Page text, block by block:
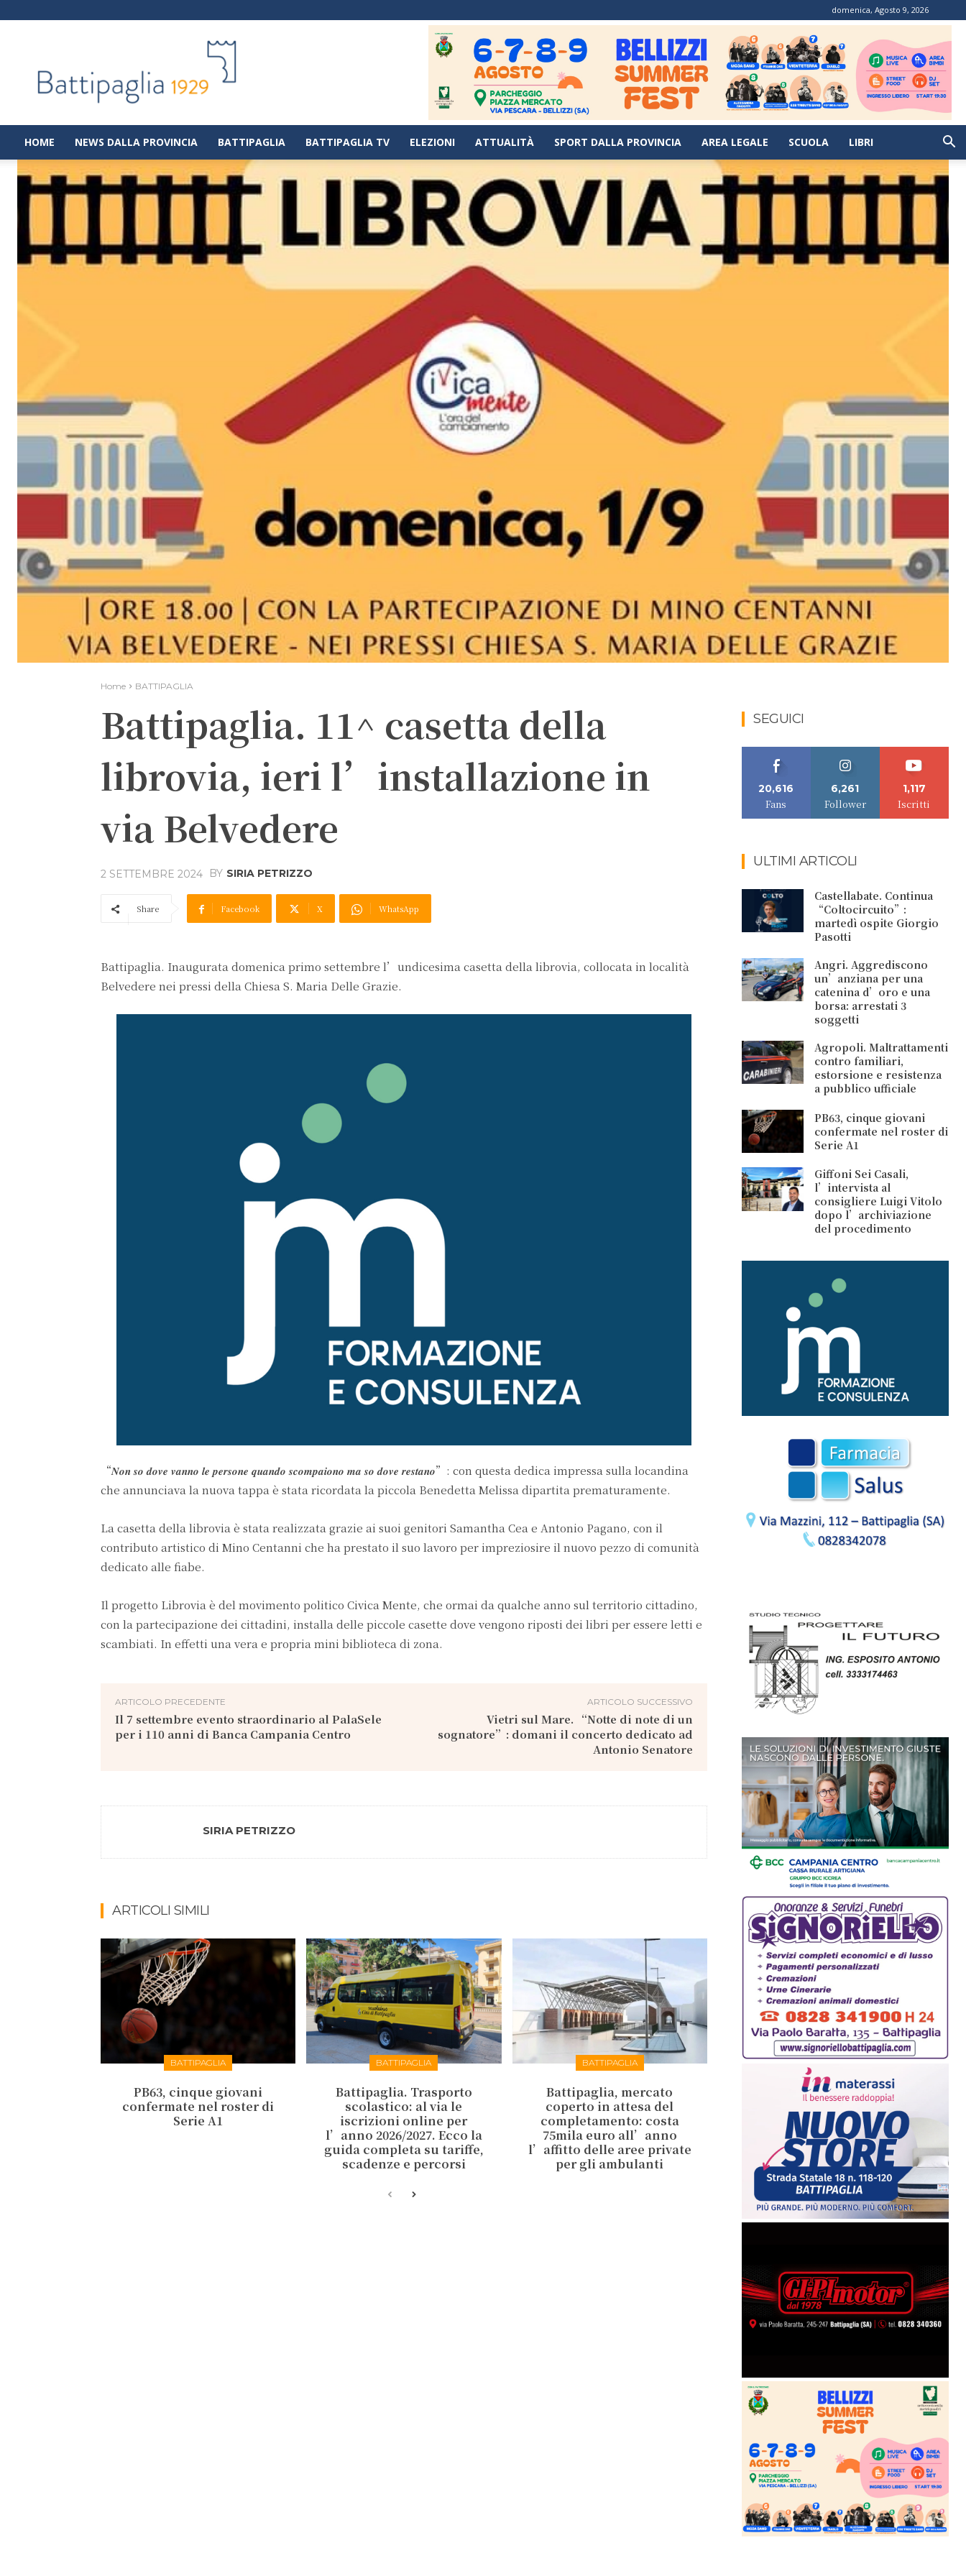
domenica, Agosto 9, 2026
|
Notizie
dalla
città
di
HOME NEWS DALLA PROVINCIA BATTIPAGLIA BATTIPAGLIA TV ELEZIONI ATTUALITÀ SPORT DALLA PROVINCIA AREA LEGALE SCUOLA LIBRI
Home BATTIPAGLIA
Battipaglia. 11^ casetta della
librovia, ieri l’installazione in
via Belvedere
2 SETTEMBRE 2024 BY SIRIA PETRIZZO
Share Facebook X WhatsApp
Battipaglia. Inaugurata domenica primo settembre l’undicesima casetta della librovia, collocata in località
Belvedere nei pressi della Chiesa S. Maria Delle Grazie.
“𝑵𝒐𝒏 𝒔𝒐 𝒅𝒐𝒗𝒆 𝒗𝒂𝒏𝒏𝒐 𝒍𝒆 𝒑𝒆𝒓𝒔𝒐𝒏𝒆 𝒒𝒖𝒂𝒏𝒅𝒐 𝒔𝒄𝒐𝒎𝒑𝒂𝒊𝒐𝒏𝒐 𝒎𝒂 𝒔𝒐 𝒅𝒐𝒗𝒆 𝒓𝒆𝒔𝒕𝒂𝒏𝒐”: con questa dedica impressa sulla locandina
che annunciava la nuova tappa è stata ricordata la piccola Benedetta Melissa dipartita prematuramente.
La casetta della librovia è stata realizzata grazie ai suoi genitori Samantha Cea e Antonio Pagano, con il
contributo artistico di Mino Centanni che ha prestato il suo lavoro per impreziosire il nuovo pezzo di comunità
dedicato alle fiabe.
Il progetto Librovia è del movimento politico Civica Mente, che ormai da qualche anno sul territorio cittadino,
con la partecipazione dei cittadini, installa delle piccole casette dove vengono riposti dei libri per essere letti e
scambiati. In effetti una vera e propria mini biblioteca di zona.
ARTICOLO PRECEDENTE
Il 7 settembre evento straordinario al PalaSele
per i 110 anni di Banca Campania Centro
ARTICOLO SUCCESSIVO
Vietri sul Mare. “Notte di note di un
sognatore”: domani il concerto dedicato ad
Antonio Senatore
SIRIA PETRIZZO
ARTICOLI SIMILI
BATTIPAGLIA
PB63, cinque giovani
confermate nel roster di
Serie A1
BATTIPAGLIA
Battipaglia. Trasporto
scolastico: al via le
iscrizioni online per
l’anno 2026/2027. Ecco la
guida completa su tariffe,
scadenze e percorsi
BATTIPAGLIA
Battipaglia, mercato
coperto in attesa del
completamento: costa
75mila euro all’anno
l’affitto delle aree private
per gli ambulanti
SEGUICI
20,616
Fans
6,261
Follower
1,117
Iscritti
ULTIMI ARTICOLI
Castellabate. Continua
“Coltocircuito”:
martedì ospite Giorgio
Pasotti
Angri. Aggrediscono
un’anziana per una
catenina d’oro e una
borsa: arrestati 3
soggetti
Agropoli. Maltrattamenti
contro familiari,
estorsione e resistenza
a pubblico ufficiale
PB63, cinque giovani
confermate nel roster di
Serie A1
Giffoni Sei Casali,
l’intervista al
consigliere Luigi Vitolo
dopo l’archiviazione
del procedimento